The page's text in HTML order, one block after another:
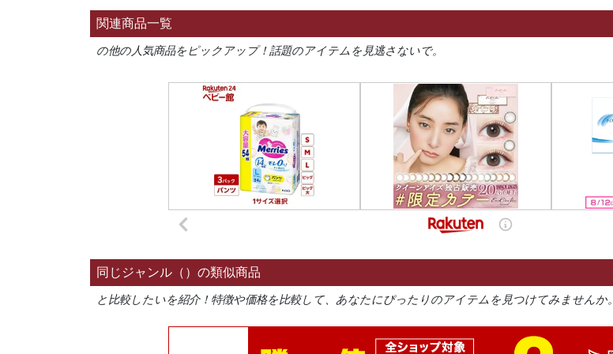
関連商品一覧
の他の人気商品をピックアップ！話題のアイテムを見逃さないで。
同じジャンル（）の類似商品
と比較したいを紹介！特徴や価格を比較して、あなたにぴったりのアイテムを見つけてみませんか。